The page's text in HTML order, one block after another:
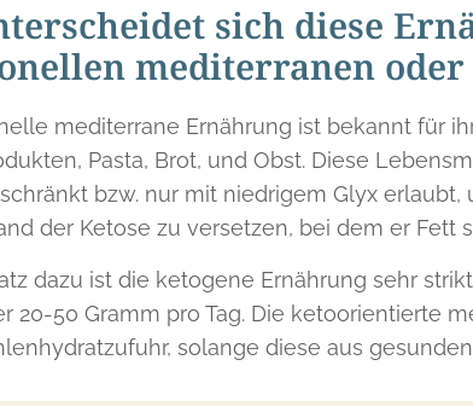
sich diese
mediterranen oder
mediterrane Ernährung ist bekannt für
Pasta, Brot, und Obst. Diese
bzw. nur mit niedrigem Glyx
der Ketose zu versetzen, bei dem er
dazu ist die ketogene Ernährung sehr
20-50 Gramm pro Tag. Die ketoorientierte
solange diese aus